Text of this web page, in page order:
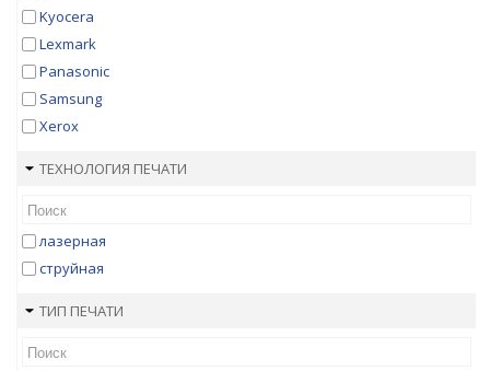
Kyocera
Lexmark
Panasonic
Samsung
Xerox
ТЕХНОЛОГИЯ ПЕЧАТИ
лазерная
струйная
ТИП ПЕЧАТИ